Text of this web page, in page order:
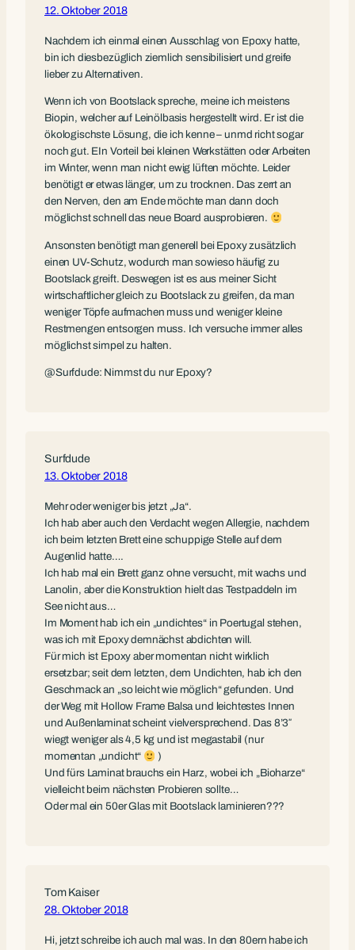
12. Oktober 2018
Nachdem ich einmal einen Ausschlag von Epoxy hatte,
bin ich diesbezüglich ziemlich sensibilisiert und greife
lieber zu Alternativen.
Wenn ich von Bootslack spreche, meine ich meistens
Biopin, welcher auf Leinölbasis hergestellt wird. Er ist die
ökologischste Lösung, die ich kenne – unmd richt sogar
noch gut. EIn Vorteil bei kleinen Werkstätten oder Arbeiten
im Winter, wenn man nicht ewig lüften möchte. Leider
benötigt er etwas länger, um zu trocknen. Das zerrt an
den Nerven, den am Ende möchte man dann doch
möglichst schnell das neue Board ausprobieren.
Ansonsten benötigt man generell bei Epoxy zusätzlich
einen UV-Schutz, wodurch man sowieso häufig zu
Bootslack greift. Deswegen ist es aus meiner Sicht
wirtschaftlicher gleich zu Bootslack zu greifen, da man
weniger Töpfe aufmachen muss und weniger kleine
Restmengen entsorgen muss. Ich versuche immer alles
möglichst simpel zu halten.
@Surfdude: Nimmst du nur Epoxy?
Surfdude
13. Oktober 2018
Mehr oder weniger bis jetzt „Ja“.
Ich hab aber auch den Verdacht wegen Allergie, nachdem
ich beim letzten Brett eine schuppige Stelle auf dem
Augenlid hatte….
Ich hab mal ein Brett ganz ohne versucht, mit wachs und
Lanolin, aber die Konstruktion hielt das Testpaddeln im
See nicht aus…
Im Moment hab ich ein „undichtes“ in Poertugal stehen,
was ich mit Epoxy demnächst abdichten will.
Für mich ist Epoxy aber momentan nicht wirklich
ersetzbar; seit dem letzten, dem Undichten, hab ich den
Geschmack an „so leicht wie möglich“ gefunden. Und
der Weg mit Hollow Frame Balsa und leichtestes Innen
und Außenlaminat scheint vielversprechend. Das 8’3″
wiegt weniger als 4,5 kg und ist megastabil (nur
momentan „undicht“
)
Und fürs Laminat brauchs ein Harz, wobei ich „Bioharze“
vielleicht beim nächsten Probieren sollte…
Oder mal ein 50er Glas mit Bootslack laminieren???
Tom Kaiser
28. Oktober 2018
Hi, jetzt schreibe ich auch mal was. In den 80ern habe ich